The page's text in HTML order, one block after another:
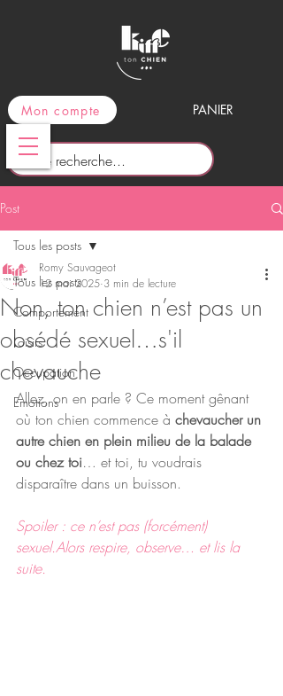
Mon compte PANIER
Post
Tous les posts
Comportement
Loisirs
Occupation
Emotions
Tous les posts
Non, ton chien n’est pas un
obsédé sexuel…s'il
chevauche
Romy Sauvageot
12 mai 2025 3 min de lecture
Allez, on en parle ? Ce moment gênant
où ton chien commence à chevaucher un
autre chien en plein milieu de la balade
ou chez toi… et toi, tu voudrais
disparaître dans un buisson.
Spoiler : ce n’est pas (forcément)
sexuel.Alors respire, observe… et lis la
suite.